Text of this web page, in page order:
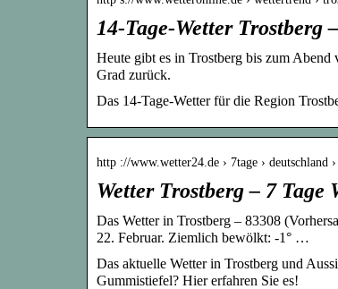
14-Tage-Wetter Trostberg
Heute gibt es in Trostberg bis zum
Grad zurück.
Das 14-Tage-Wetter für die Region
http ://www.wetter24.de › 7tage › deutschland
Wetter Trostberg – 7 Tage
Das Wetter in Trostberg – 83308
22. Februar. Ziemlich bewölkt: -1° …
Das aktuelle Wetter in Trostberg und
Gummistiefel? Hier erfahren Sie es!